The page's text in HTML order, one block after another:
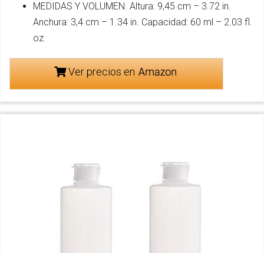
MEDIDAS Y VOLUMEN. Altura: 9,45 cm – 3.72 in.
Anchura: 3,4 cm – 1.34 in. Capacidad: 60 ml – 2.03 fl.
oz.
Ver precios en